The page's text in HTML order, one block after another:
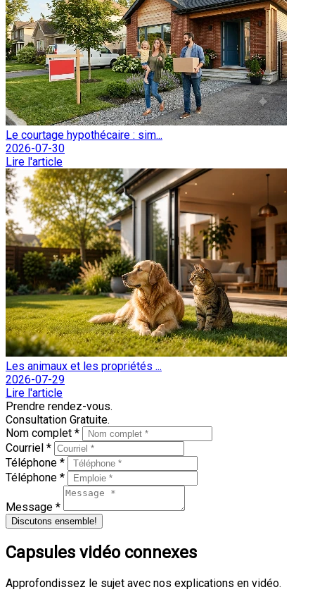
Le courtage hypothécaire : sim...
2026-07-30
Lire l'article
Les animaux et les propriétés ...
2026-07-29
Lire l'article
Prendre rendez-vous.
Consultation Gratuite.
Nom complet *
Courriel *
Téléphone *
Téléphone *
Message *
Discutons ensemble!
Capsules vidéo connexes
Approfondissez le sujet avec nos explications en vidéo.